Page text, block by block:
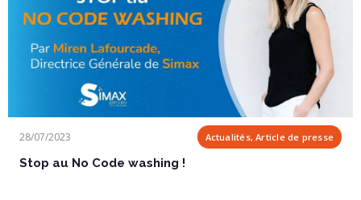
28/07/2023 Actualités, Article de presse
Stop au No Code washing !